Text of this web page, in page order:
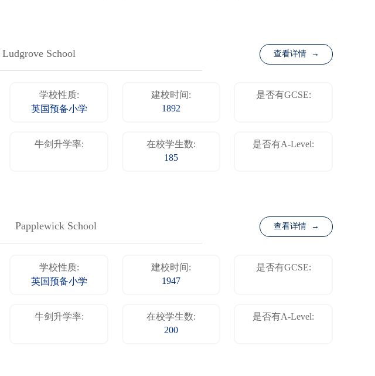
Ludgrove School 查看详情 →
学校性质:
英国预备小学
建校时间:
1892
是否有GCSE:
牛剑升学率:
在校学生数:
185
是否有A-Level:
Papplewick School 查看详情 →
学校性质:
英国预备小学
建校时间:
1947
是否有GCSE:
牛剑升学率:
在校学生数:
200
是否有A-Level: